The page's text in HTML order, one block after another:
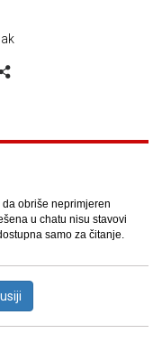
obriše neprimjeren
u chatu nisu stavovi
samo za čitanje.